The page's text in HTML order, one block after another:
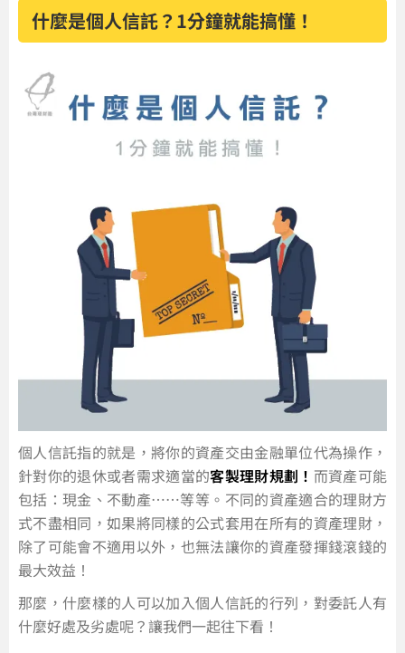
什麼是個人信託？1分鐘就能搞懂！
個人信託指的就是，將你的資產交由金融單位代為操作，
針對你的退休或者需求適當的客製理財規劃！ 而資產可能
包括：現金、不動產……等等。不同的資產適合的理財方
式不盡相同，如果將同樣的公式套用在所有的資產理財，
除了可能會不適用以外，也無法讓你的資產發揮錢滾錢的
最大效益！
那麼，什麼樣的人可以加入個人信託的行列，對委託人有
什麼好處及劣處呢？讓我們一起往下看！